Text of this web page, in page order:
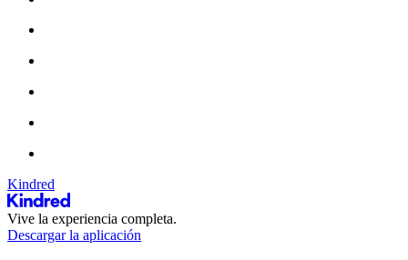
Kindred
Vive la experiencia completa.
Descargar la aplicación